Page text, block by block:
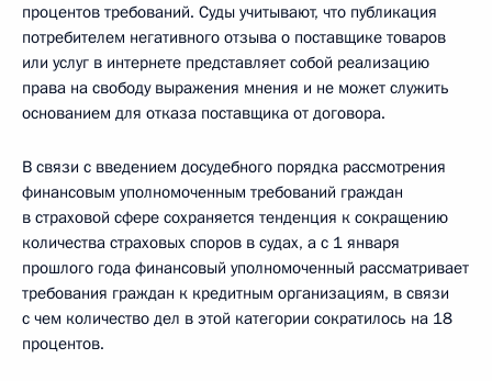
процентов требований. Суды учитывают, что публикация
потребителем негативного отзыва о поставщике товаров
или услуг в интернете представляет собой реализацию
права на свободу выражения мнения и не может служить
основанием для отказа поставщика от договора.
В связи с введением досудебного порядка рассмотрения
финансовым уполномоченным требований граждан
в страховой сфере сохраняется тенденция к сокращению
количества страховых споров в судах, а с 1 января
прошлого года финансовый уполномоченный рассматривает
требования граждан к кредитным организациям, в связи
с чем количество дел в этой категории сократилось на 18
процентов.